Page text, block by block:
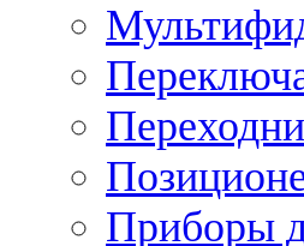
Приборы